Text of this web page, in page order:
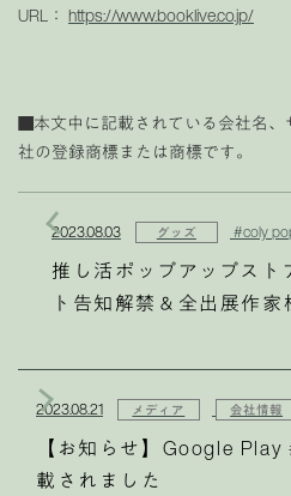
URL： https://www.booklive.co.jp/
■本文中に記載されている会社名、
社の登録商標または商標です。
2023.08.03 グッズ #coly
推し活ポップアップス
ト告知解禁＆全出展作家
2023.08.21 メディア 会社情報
【お知らせ】Google
載されました